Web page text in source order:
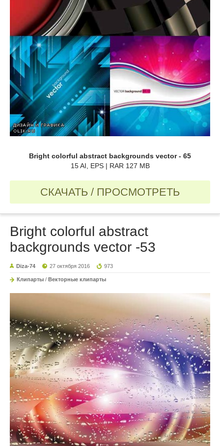
Bright colorful abstract backgrounds vector - 65
15 AI, EPS | RAR 127 MB
СКАЧАТЬ / ПРОСМОТРЕТЬ
Bright colorful abstract
backgrounds vector -53
Diza-74 27 октября 2016 973
Клипарты / Векторные клипарты